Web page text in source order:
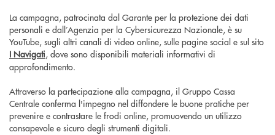
La campagna, patrocinata dal Garante per la protezione dei dati
personali e dall’Agenzia per la Cybersicurezza Nazionale, è su
YouTube, sugli altri canali di video online, sulle pagine social e sul sito
I Navigati, dove sono disponibili materiali informativi di
approfondimento.
Attraverso la partecipazione alla campagna, il Gruppo Cassa
Centrale conferma l'impegno nel diffondere le buone pratiche per
prevenire e contrastare le frodi online, promuovendo un utilizzo
consapevole e sicuro degli strumenti digitali.